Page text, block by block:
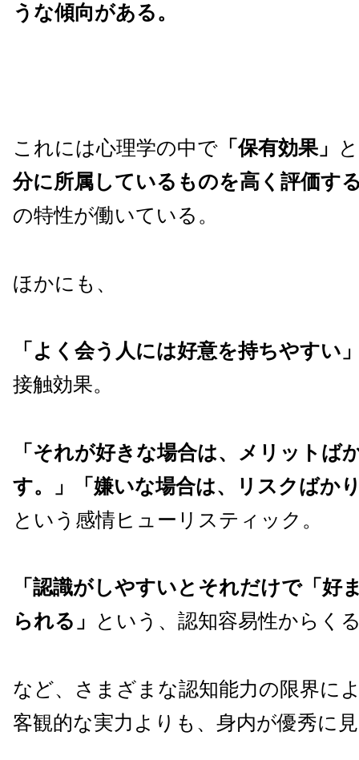
うな傾向がある。
これには心理学の中で 「保有効果」
分に所属しているものを高く評価す
の特性が働いている。
ほかにも、
「よく会う人には好意を持ちやすい
接触効果。
「それが好きな場合は、メリットば
す。」「嫌いな場合は、リスクばか
という感情ヒューリスティック。
「認識がしやすいとそれだけで「好
られる」 という、認知容易性からく
など、さまざまな認知能力の限界に
客観的な実力よりも、身内が優秀に